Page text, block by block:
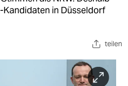
in Düsseldorf
teilen